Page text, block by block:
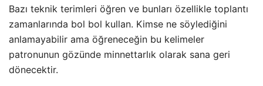
Bazı teknik terimleri öğren ve bunları özellikle toplantı
zamanlarında bol bol kullan. Kimse ne söylediğini
anlamayabilir ama öğreneceğin bu kelimeler
patronunun gözünde minnettarlık olarak sana geri
dönecektir.